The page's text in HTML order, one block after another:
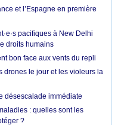
et l’Espagne en première
pacifiques à New Delhi
droits humains
bon face aux vents du repli
drones le jour et les violeurs la
désescalade immédiate
: quelles sont les
?